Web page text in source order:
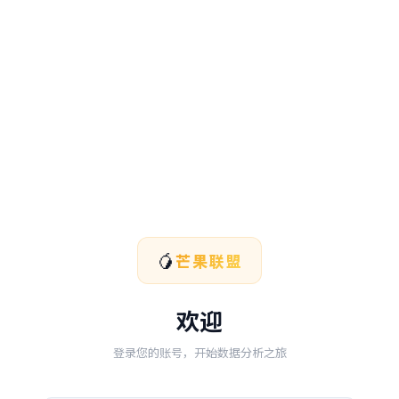
🥭芒果联盟
欢迎
登录您的账号，开始数据分析之旅